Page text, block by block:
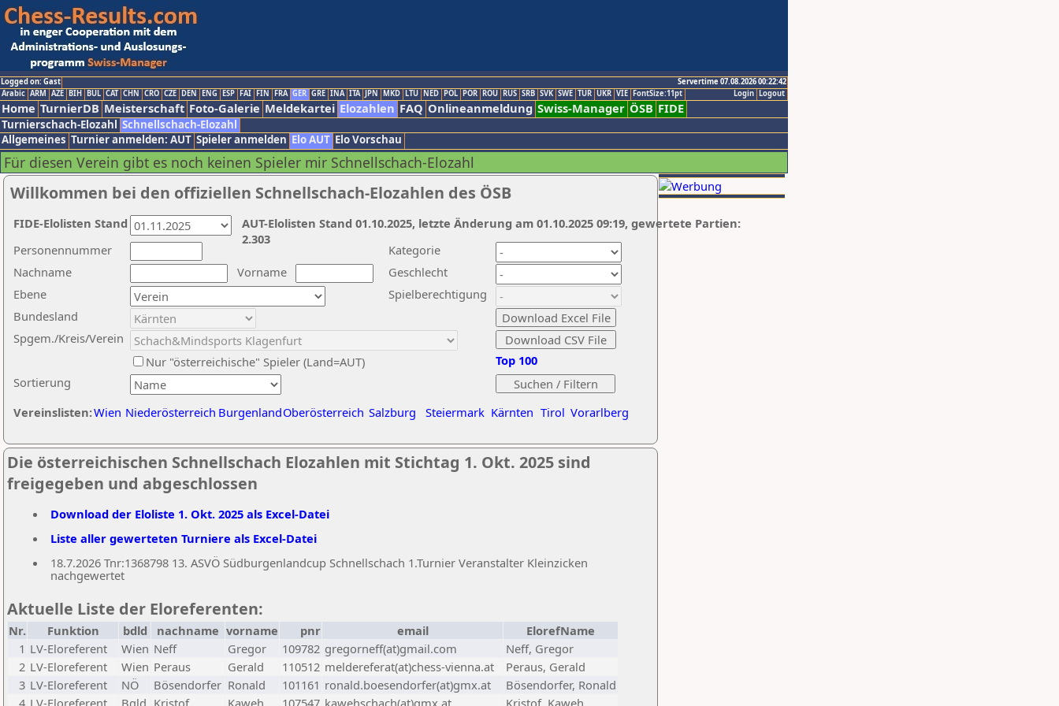
Logged on: Gast
Servertime 07.08.2026 00:22:42
Logout
Login
Arabic ARM AZE BIH BUL CAT CHN CRO CZE DEN ENG ESP FAI FIN FRA GER GRE INA ITA JPN MKD LTU NED POL POR ROU RUS SRB SVK SWE TUR UKR VIE FontSize:11pt
Home TurnierDB Meisterschaft Foto-Galerie Meldekartei Elozahlen FAQ Onlineanmeldung Swiss-Manager ÖSB FIDE
Turnierschach-Elozahl Schnellschach-Elozahl
Allgemeines Turnier anmelden: AUT Spieler anmelden Elo AUT Elo Vorschau
Für diesen Verein gibt es noch keinen Spieler mir Schnellschach-Elozahl
Willkommen bei den offiziellen Schnellschach-Elozahlen des ÖSB
Nachname
Vorname
Ebene
Kategorie
Sortierung
Personennummer
Bundesland
Spgem./Kreis/Verein
Geschlecht
Nur "österreichische" Spieler (Land=AUT)
Spielberechtigung
Vereinslisten:Wien Niederösterreich BurgenlandOberösterreich Salzburg Steiermark Kärnten Tirol Vorarlberg
Top 100
AUT-Elolisten Stand 01.10.2025, letzte Änderung am 01.10.2025 09:19, gewertete Partien:
2.303
FIDE-Elolisten Stand
Die österreichischen Schnellschach Elozahlen mit Stichtag 1. Okt. 2025 sind
freigegeben und abgeschlossen
Download der Eloliste 1. Okt. 2025 als Excel-Datei
Liste aller gewerteten Turniere als Excel-Datei
18.7.2026 Tnr:1368798 13. ASVÖ Südburgenlandcup Schnellschach 1.Turnier Veranstalter Kleinzicken
nachgewertet
Aktuelle Liste der Eloreferenten:
Nr. Funktion bdld nachname vorname pnr email
ElorefName
1 LV-Eloreferent Wien Neff Gregor 109782 gregorneff(at)gmail.com
Neff, Gregor
2 LV-Eloreferent Wien Peraus Gerald 110512 meldereferat(at)chess-vienna.at
Peraus, Gerald
3 LV-Eloreferent NÖ Bösendorfer Ronald 101161 ronald.boesendorfer(at)gmx.at
Bösendorfer, Ronald